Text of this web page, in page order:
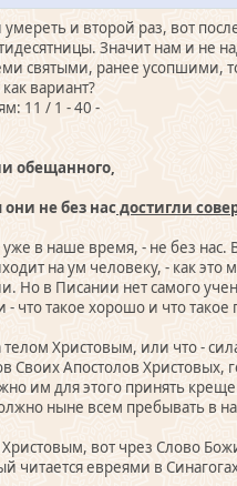
и второй раз, вот
Значит нам и не
святыми, ранее усопшими,
вариант?
11 / 1 - 40 -
обещанного,
не без насдостигли
в наше время, - не без
на ум человеку, - как это
Но в Писании нет самого
что такое хорошо и что
Христовым, или что -
Своих Апостолов
им для этого принять
ныне всем пребывать в
вот чрез Слово
читается евреями в